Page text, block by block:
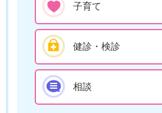
子育て
健診・検診
相談